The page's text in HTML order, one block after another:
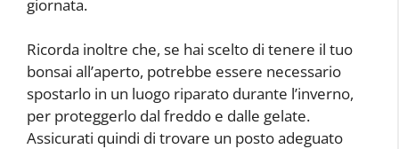
giornata.
Ricorda inoltre che, se hai scelto di tenere il tuo
bonsai all’aperto, potrebbe essere necessario
spostarlo in un luogo riparato durante l’inverno,
per proteggerlo dal freddo e dalle gelate.
Assicurati quindi di trovare un posto adeguato